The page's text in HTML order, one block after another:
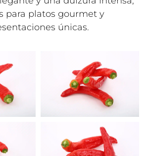
para platos gourmet y
únicas.